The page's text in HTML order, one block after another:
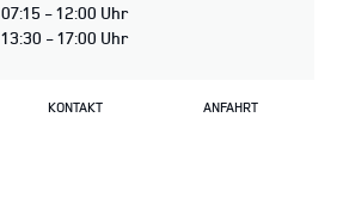
07:15 - 12:00 Uhr
13:30 - 17:00 Uhr
KONTAKT ANFAHRT